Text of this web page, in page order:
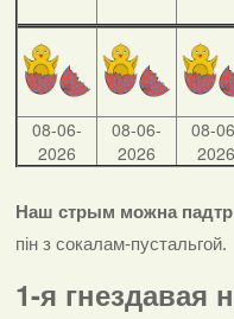
08-06-
2026
08-06-
2026
08-
2026
Наш стрым можна
пін з сокалам-пустальгой.
1-я гнездавая